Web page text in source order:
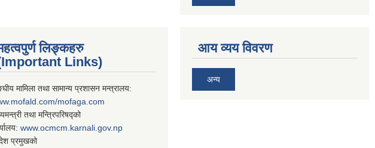
लिङ्कहरु
Links)
मामिला तथा सामान्य प्रशासन मन्त्रालय:
mofaga.com
तथा मन्त्रिपरिषद्को
www.ocmcm.karnali.gov.np
प्रमुखको
आय व्यय विवरण
अन्य